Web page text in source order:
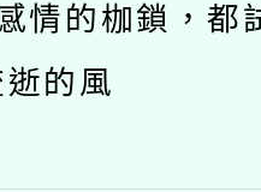
情的枷鎖，都
的風